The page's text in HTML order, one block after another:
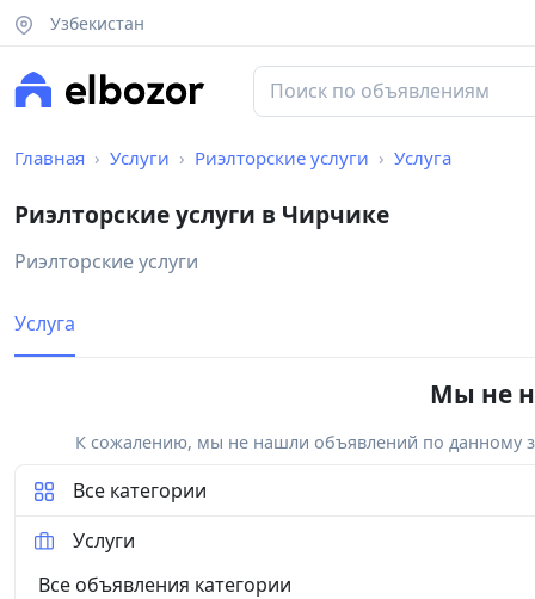
Узбекистан
Главная Услуги Риэлторские услуги Услуга
Риэлторские услуги в Чирчике
Риэлторские услуги
Услуга
Мы не
К сожалению, мы не нашли объявлений по данному
Все категории
Услуги
Все объявления категории